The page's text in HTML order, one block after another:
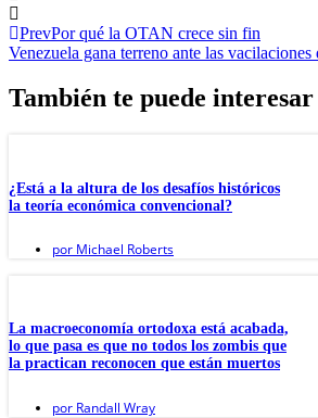
PrevPor qué la OTAN crece sin fin
Venezuela gana terreno ante las vacilaciones
También te puede interesar
¿Está a la altura de los desafíos históricos
la teoría económica convencional?
por Michael Roberts
La macroeconomía ortodoxa está acabada,
lo que pasa es que no todos los zombis que
la practican reconocen que están muertos
por Randall Wray